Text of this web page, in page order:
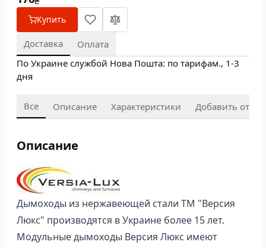
Купить
Доставка
Оплата
По Украине службой Нова Пошта: по тарифам., 1-3
дня
Все Описание Характеристики Добавить отзыв
Описание
Дымоходы из нержавеющей стали ТМ "Версия
Люкс" производятся в Украине более 15 лет.
Модульные дымоходы Версия Люкс имеют